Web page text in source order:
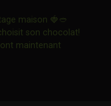
dans une nouvelle
maison 🍓🥙
son chocolat!Ce lien
maintenant
une nouvelle fenêtre"
dans une nouvelle